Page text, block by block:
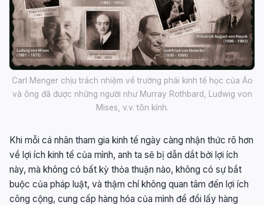
Carl Menger chịu trách nhiệm về trường phái kinh tế học của Áo
và ông đã được những người như Murray Rothbard, Ludwig von
Mises, v.v. tôn kính.
Khi mỗi cá nhân tham gia kinh tế ngày càng nhận thức rõ hơn
về lợi ích kinh tế của mình, anh ta sẽ bị dẫn dắt bởi lợi ích
này, mà không có bất kỳ thỏa thuận nào, không có sự bắt
buộc của pháp luật, và thậm chí không quan tâm đến lợi ích
công cộng, cung cấp hàng hóa của mình để đổi lấy hàng